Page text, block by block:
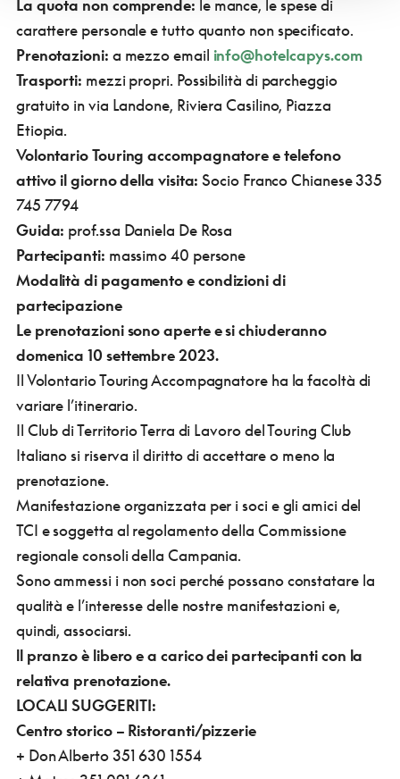
La quota non comprende: le mance, le spese di
carattere personale e tutto quanto non specificato.
Prenotazioni: a mezzo email info@hotelcapys.com
Trasporti: mezzi propri. Possibilità di parcheggio
gratuito in via Landone, Riviera Casilino, Piazza
Etiopia.
Volontario Touring accompagnatore e telefono
attivo il giorno della visita:Socio Franco Chianese 335
745 7794
Guida: prof.ssa Daniela De Rosa
Partecipanti: massimo 40 persone
Modalità di pagamento e condizioni di
partecipazione
Le prenotazioni sono aperte e si chiuderanno
domenica 10 settembre 2023.
Il Volontario Touring Accompagnatore ha la facoltà di
variare l’itinerario.
Il Club di Territorio Terra di Lavoro del Touring Club
Italiano si riserva il diritto di accettare o meno la
prenotazione.
Manifestazione organizzata per i soci e gli amici del
TCI e soggetta al regolamento della Commissione
regionale consoli della Campania.
Sono ammessi i non soci perché possano constatare la
qualità e l’interesse delle nostre manifestazioni e,
quindi, associarsi.
ll pranzo è libero e a carico dei partecipanti con la
relativa prenotazione.
LOCALI SUGGERITI:
Centro storico – Ristoranti/pizzerie
+ Don Alberto 351 630 1554